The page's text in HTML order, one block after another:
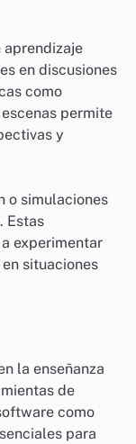
aprendizaje
en discusiones
como
permite
y
o simulaciones
Estas
experimentar
situaciones
la enseñanza
de
como
para